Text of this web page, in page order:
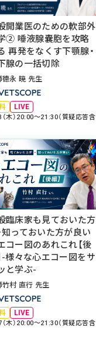
開業医のための軟部外
② 唾液腺嚢胞を攻略
再発をなくす下顎腺・
腺の一括切除
德永 暁 先生
LIVE
木）20:00～21:30（質疑応答含
臨床家も見ておいた方
知っておいた方が良い
コー図のあれこれ【後
-様々な心エコー図をサ
と学ぶ-
竹村 直行 先生
LIVE
木）20:00～21:30（質疑応答含